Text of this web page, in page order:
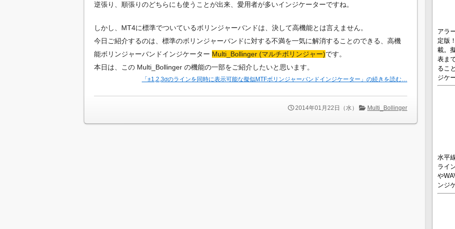
逆張り、順張りのどちらにも使うことが出来、愛用者が多いインジケーターですね。
しかし、MT4に標準でついているボリンジャーバンドは、決して高機能とは言えません。
今日ご紹介するのは、標準のボリンジャーバンドに対する不満を一気に解消することのできる、高機
能ボリンジャーバンドインジケーター Multi_Bollinger (マルチボリンジャー)です。
本日は、この Multi_Bollinger の機能の一部をご紹介したいと思います。
「±1,2,3σのラインを同時に表示可能な擬似MTFボリンジャーバンドインジケーター」の続きを読む…
2014年01月22日（水） Multi_Bollinger
アラ
定版
載。
表ま
るこ
ジケ
水平
ライ
や
ンジ